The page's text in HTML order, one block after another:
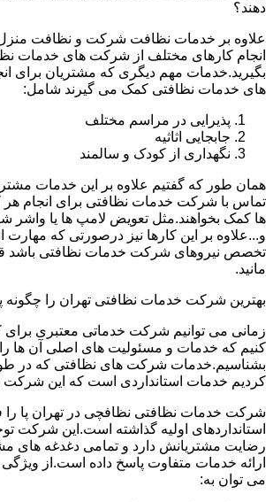
دهند؟
علاوه بر خدمات نظافت شرکت و نظافت منزل
انجام کارهای مختلف از شرکت های خدمات
بگیرید.خدمات مهم دیگری که مشتریان برای
های خدمات نظافتی کمک می گیرند شامل:
پذیرایی در مراسم مختلف
جابجایی اثاثیه
نگهداری از کودک و سالمند
همان طور که گفتیم علاوه بر این خدمات
تماس با شرکت خدمات نظافتی برای انجام
ها کمک بخواهند.مثل تعویض لامپ ها یا واشر
و...علاوه بر این کارها نیز درصورتی که مهارت
تخصص نیروهای شرکت خدمات نظافتی باشد
مانید.
بهترین شرکت خدمات نظافتی تهران را چگونه
زمانی می توانیم شرکت خدماتی معتبری برای
کنیم که خدمات و مسئولیت های اصلی آن ها
بشناسیم.خدمات شرکت های نظافتی که در
کردیم خدمات استانداردی است که این شرکت ها
شرکت خدمات نظافتی نظافچی در تهران پا را
استانداردهای اولیه گذاشته است.این شرکت
رضایت مشتریانش دارد و تمامی دغدغه های
ارائه خدمات متفاوت پاسخ داده است.از
می توان به: